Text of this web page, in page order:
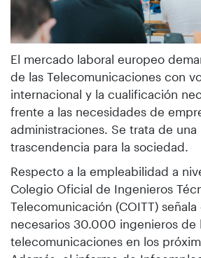
El mercado laboral europeo
de las Telecomunicaciones con
internacional y la cualificación
frente a las necesidades de
administraciones. Se trata de
trascendencia para la sociedad.
Respecto a la empleabilidad a
Colegio Oficial de Ingenieros
Telecomunicación (COITT) señala
necesarios 30.000 ingenieros de
telecomunicaciones en los